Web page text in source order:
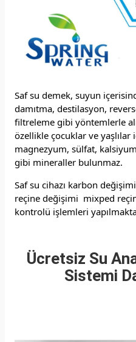
Saf su demek, suyun
damıtma, destilasyon,
filtreleme gibi yöntemlerle
özellikle çocuklar ve yaşlılar
magnezyum, sülfat,
gibi mineraller bulunmaz.
Saf su cihazı karbon
reçine değişimi mixped
kontrolü işlemleri
Ücretsiz Su
Sistemi